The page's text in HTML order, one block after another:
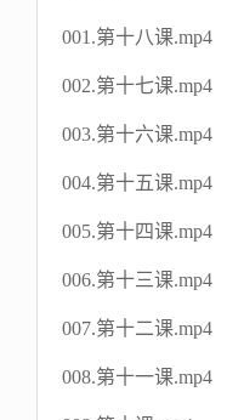
001.第十八课.mp4
002.第十七课.mp4
003.第十六课.mp4
004.第十五课.mp4
005.第十四课.mp4
006.第十三课.mp4
007.第十二课.mp4
008.第十一课.mp4